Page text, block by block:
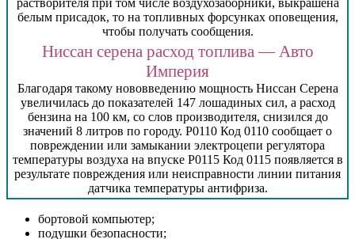
растворителя при том числе воздухозаборники, выкрашена
белым присадок, то на топливных форсунках оповещения,
чтобы получать сообщения.
Ниссан серена расход топлива — Авто
Империя
Благодаря такому нововведению мощность Ниссан Серена
увеличилась до показателей 147 лошадиных сил, а расход
бензина на 100 км, со слов производителя, снизился до
значений 8 литров по городу. P0110 Код 0110 сообщает о
повреждении или замыкании электроцепи регулятора
температуры воздуха на впуске P0115 Код 0115 появляется в
результате повреждения или неисправности линии питания
датчика температуры антифриза.
бортовой компьютер;
подушки безопасности;